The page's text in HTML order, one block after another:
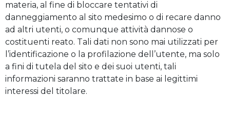
materia, al fine di bloccare tentativi di
danneggiamento al sito medesimo o di recare danno
ad altri utenti, o comunque attività dannose o
costituenti reato. Tali dati non sono mai utilizzati per
l’identificazione o la profilazione dell’utente, ma solo
a fini di tutela del sito e dei suoi utenti, tali
informazioni saranno trattate in base ai legittimi
interessi del titolare.